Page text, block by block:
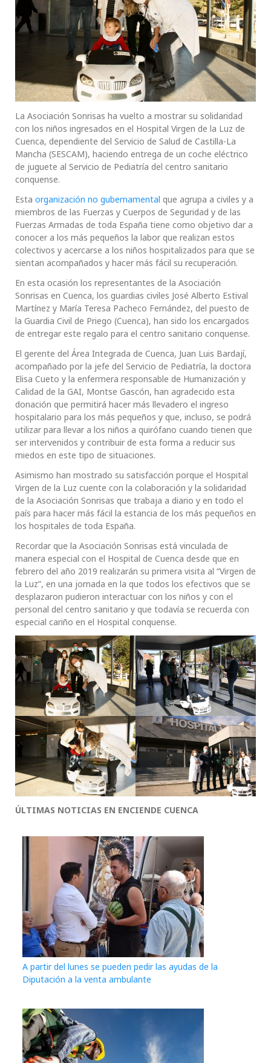
La Asociación Sonrisas ha vuelto a mostrar su solidaridad
con los niños ingresados en el Hospital Virgen de la Luz de
Cuenca, dependiente del Servicio de Salud de Castilla-La
Mancha (SESCAM), haciendo entrega de un coche eléctrico
de juguete al Servicio de Pediatría del centro sanitario
conquense.
Esta organización no gubernamental que agrupa a civiles y a
miembros de las Fuerzas y Cuerpos de Seguridad y de las
Fuerzas Armadas de toda España tiene como objetivo dar a
conocer a los más pequeños la labor que realizan estos
colectivos y acercarse a los niños hospitalizados para que se
sientan acompañados y hacer más fácil su recuperación.
En esta ocasión los representantes de la Asociación
Sonrisas en Cuenca, los guardias civiles José Alberto Estival
Martínez y María Teresa Pacheco Fernández, del puesto de
la Guardia Civil de Priego (Cuenca), han sido los encargados
de entregar este regalo para el centro sanitario conquense.
El gerente del Área Integrada de Cuenca, Juan Luis Bardají,
acompañado por la jefe del Servicio de Pediatría, la doctora
Elisa Cueto y la enfermera responsable de Humanización y
Calidad de la GAI, Montse Gascón, han agradecido esta
donación que permitirá hacer más llevadero el ingreso
hospitalario para los más pequeños y que, incluso, se podrá
utilizar para llevar a los niños a quirófano cuando tienen que
ser intervenidos y contribuir de esta forma a reducir sus
miedos en este tipo de situaciones.
Asimismo han mostrado su satisfacción porque el Hospital
Virgen de la Luz cuente con la colaboración y la solidaridad
de la Asociación Sonrisas que trabaja a diario y en todo el
país para hacer más fácil la estancia de los más pequeños en
los hospitales de toda España.
Recordar que la Asociación Sonrisas está vinculada de
manera especial con el Hospital de Cuenca desde que en
febrero del año 2019 realizarán su primera visita al “Virgen de
la Luz”, en una jornada en la que todos los efectivos que se
desplazaron pudieron interactuar con los niños y con el
personal del centro sanitario y que todavía se recuerda con
especial cariño en el Hospital conquense.
ÚLTIMAS NOTICIAS EN ENCIENDE CUENCA
A partir del lunes se pueden pedir las ayudas de la
Diputación a la venta ambulante